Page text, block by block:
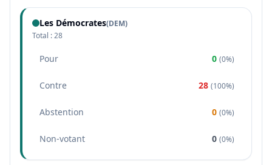
Les Démocrates(DEM)
Total :28
Pour 0 (0%)
Contre 28 (100%)
Abstention 0 (0%)
Non-votant 0 (0%)